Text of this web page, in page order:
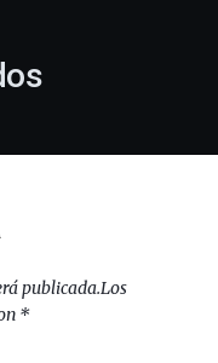
publicada.Los
*